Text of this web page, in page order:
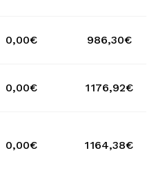
0,00€ 986,30€
0,00€ 1 176,92€
0,00€ 1 164,38€